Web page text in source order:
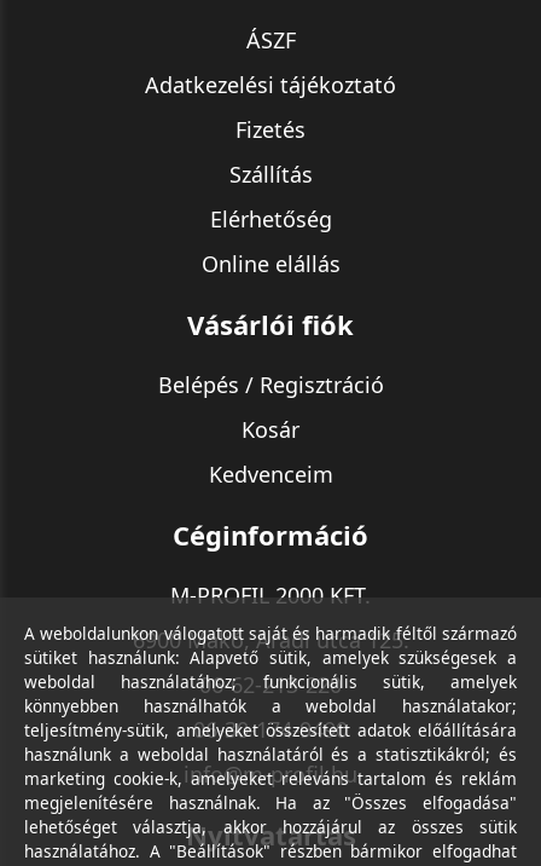
ÁSZF
Adatkezelési tájékoztató
Fizetés
Szállítás
Elérhetőség
Online elállás
Vásárlói fiók
Belépés / Regisztráció
Kosár
Kedvenceim
Céginformáció
M-PROFIL 2000 KFT.
6900 Makó, Aradi utca 125.
06-62-213-220
06-30-174-9490
info@m-profil.hu
Nyitvatartás
A weboldalunkon válogatott saját és harmadik féltől származó
sütiket használunk: Alapvető sütik, amelyek szükségesek a
weboldal használatához; funkcionális sütik, amelyek
könnyebben használhatók a weboldal használatakor;
teljesítmény-sütik, amelyeket összesített adatok előállítására
használunk a weboldal használatáról és a statisztikákról; és
marketing cookie-k, amelyeket releváns tartalom és reklám
megjelenítésére használnak. Ha az "Összes elfogadása"
lehetőséget választja, akkor hozzájárul az összes sütik
használatához. A "Beállítások" részben bármikor elfogadhat